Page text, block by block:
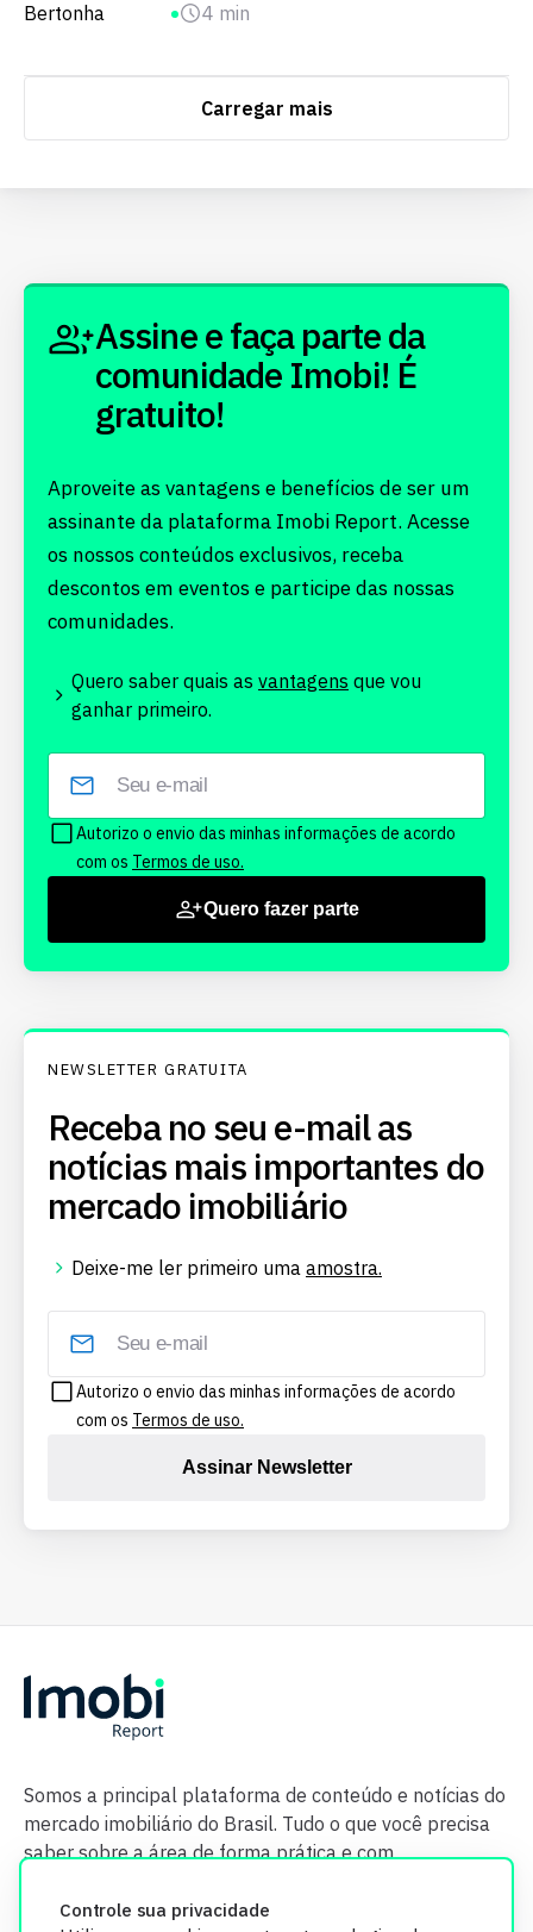
Bertonha
4 min
Carregar mais
Controle sua privacidade
Assine e faça parte da
comunidade Imobi! É
gratuito!
Aproveite as vantagens e benefícios de ser um
assinante da plataforma Imobi Report. Acesse
os nossos conteúdos exclusivos, receba
descontos em eventos e participe das nossas
comunidades.
Quero saber quais as vantagens que vou
ganhar primeiro.
Autorizo o envio das minhas informações de acordo
com os Termos de uso.
Quero fazer parte
NEWSLETTER GRATUITA
Receba no seu e-mail as
notícias mais importantes do
mercado imobiliário
Deixe-me ler primeiro uma amostra.
Autorizo o envio das minhas informações de acordo
com os Termos de uso.
Assinar Newsletter
Somos a principal plataforma de conteúdo e notícias do
mercado imobiliário do Brasil. Tudo o que você precisa
saber sobre a área de forma prática e com